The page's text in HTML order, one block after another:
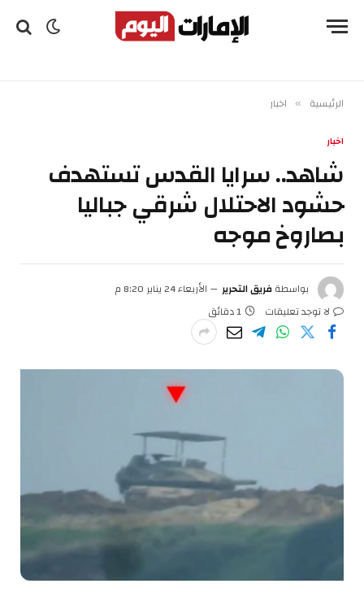
الرئيسية » اخبار
اخبار
شاهد.. سرايا القدس تستهدف
حشود الاحتلال شرقي جباليا
بصاروخ موجه
بواسطةفريق التحرير
الأربعاء 24 يناير 8:20 م
لا توجد تعليقات
1 دقائق